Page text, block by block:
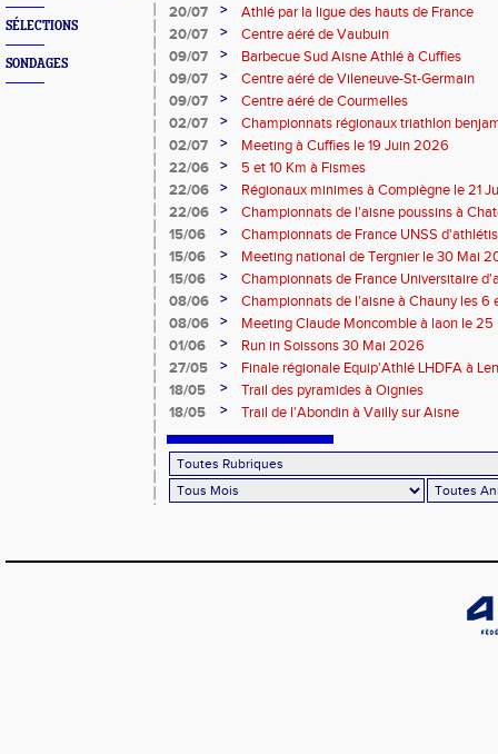
SÉLECTIONS
SONDAGES
20/07
>
Athlé par la ligue des hauts de France
20/07
>
Centre aéré de Vaubuin
09/07
>
Barbecue Sud Aisne Athlé à Cuffies
09/07
>
Centre aéré de Vileneuve-St-Germain
09/07
>
Centre aéré de Courmelles
02/07
>
Championnats régionaux triathlon
2026
02/07 >
Meeting à Cuffies le 19 Juin 2026
22/06
>
5 et 10 Km à Fismes
22/06
>
Régionaux minimes à Compiègne le 21
22/06
>
Championnats de l'aisne poussins à
2026
15/06 >
Championnats de France UNSS
15/06
>
Meeting national de Tergnier le 30 Mai
15/06
>
Championnats de France Universitaire
Mai 2026
08/06 >
Championnats de l'aisne à Chauny les 6
08/06
>
Meeting Claude Moncomble à laon le
01/06
>
Run in Soissons 30 Mai 2026
27/05
>
Finale régionale Equip'Athlé LHDFA à
18/05
>
Trail des pyramides à Oignies
18/05
> Trail de l'Abondin à Vailly sur Aisne